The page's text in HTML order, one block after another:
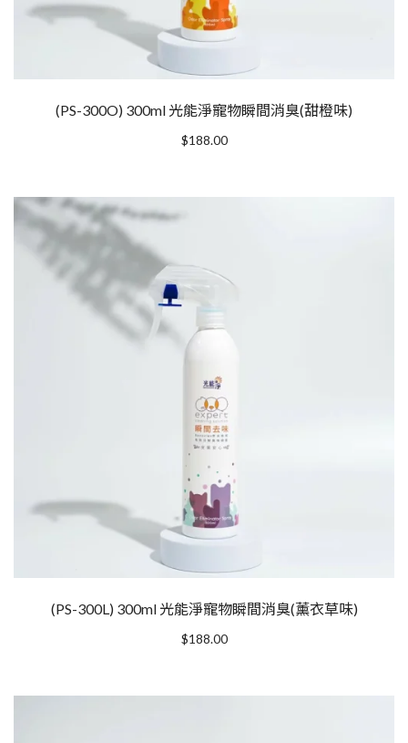
(PS-300O) 300ml 光能淨寵物瞬間消臭(甜橙味)
$188.00
(PS-300L) 300ml 光能淨寵物瞬間消臭(薰衣草味)
$188.00